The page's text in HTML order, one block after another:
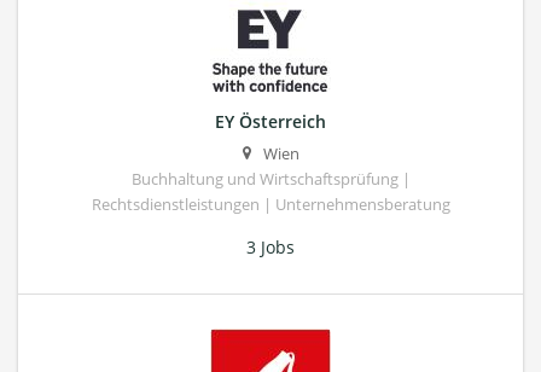
EY Österreich
Wien
Buchhaltung und Wirtschaftsprüfung |
Rechtsdienstleistungen | Unternehmensberatung
3 Jobs